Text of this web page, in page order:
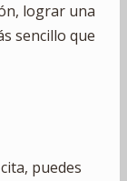
lograr una
sencillo que
puedes